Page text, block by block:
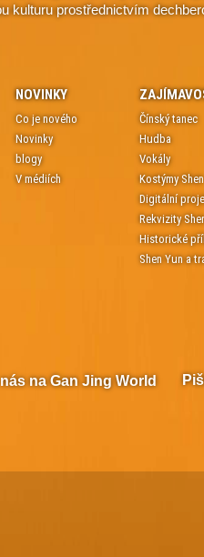
kulturu prostřednictvím
NOVINKY
Co je nového
Novinky
blogy
V médiích
Čínský tanec
Hudba
Vokály
Kostýmy
Digitální
Rekvizity
Historické
Shen Yun a
na Gan Jing World